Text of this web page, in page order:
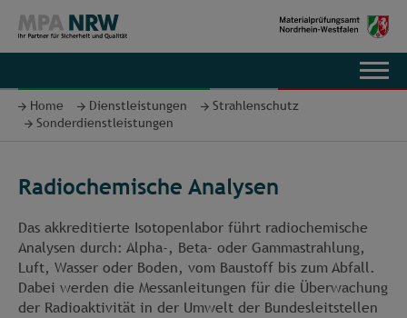
Home Dienstleistungen
Strahlenschutz
Sonderdienstleistungen
Radiochemische Analysen
Das akkreditierte Isotopenlabor führt radiochemische
Analysen durch: Alpha-, Beta- oder Gammastrahlung,
Luft, Wasser oder Boden, vom Baustoff bis zum Abfall.
Dabei werden die Messanleitungen für die Überwachung
der Radioaktivität in der Umwelt der Bundesleitstellen